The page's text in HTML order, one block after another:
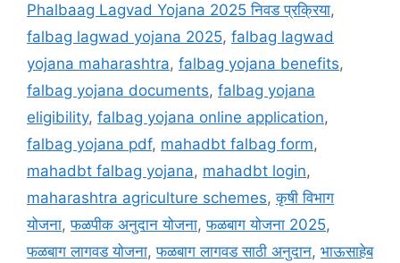
Phalbaag Lagvad Yojana 2025 निवड प्रक्रिया,
falbag lagwad yojana 2025, falbag lagwad
yojana maharashtra, falbag yojana benefits,
falbag yojana documents, falbag yojana
eligibility, falbag yojana online application,
falbag yojana pdf, mahadbt falbag form,
mahadbt falbag yojana, mahadbt login,
maharashtra agriculture schemes,कृषी विभाग
योजना,फळपीक अनुदान योजना,फळबाग योजना 2025,
फळबाग लागवड योजना,फळबाग लागवड साठी अनुदान, भाऊसाहेब